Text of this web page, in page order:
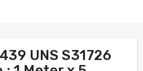
UNS S31726